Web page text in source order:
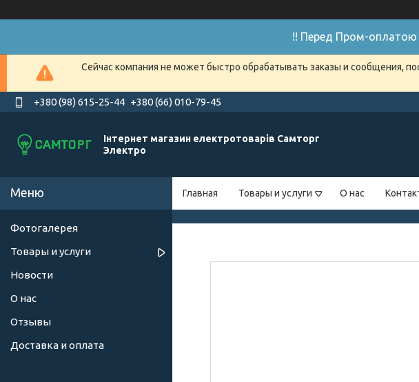
!! Перед Пром-оплатою
Сейчас компания не может быстро обрабатывать заказы и сообщения,
+380 (98) 615-25-44 +380 (66) 010-79-45
Інтернет магазин електротоварів Самторг
Электро
Главная Товары и услуги О нас
Фотогалерея
Товары и услуги
Новости
О нас
Отзывы
Доставка и оплата